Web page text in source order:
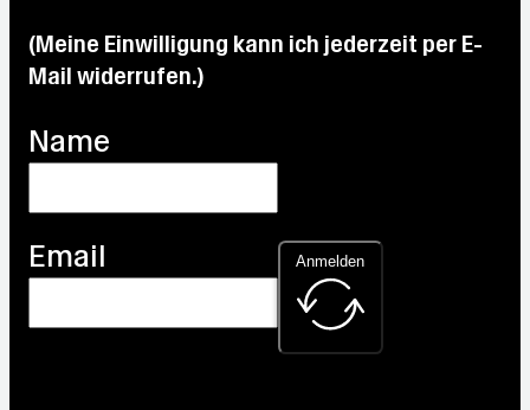
(Meine Einwilligung kann ich jederzeit per E-
Mail widerrufen.)
Name
Email Anmelden